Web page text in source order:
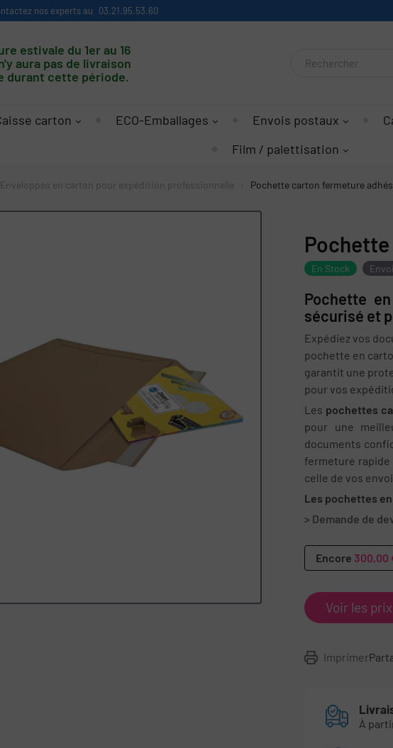
nos experts au 03.21.95.53.60
estivale du 1er au 16
aura pas de livraison
durant cette période.
carton ECO-Emballages Envois postaux
Film / palettisation
Enveloppes en carton pour expédition professionnelle Pochette carton fermeture
En Stock
Pochette
sécurisé et
Expédiez vos
pochette en
garantit une
pour vos
Les pochettes
pour une
documents
fermeture rapide
celle de vos
Les pochettes
> Demande de
Encore 300,00
Voir les prix
Imprimer
À